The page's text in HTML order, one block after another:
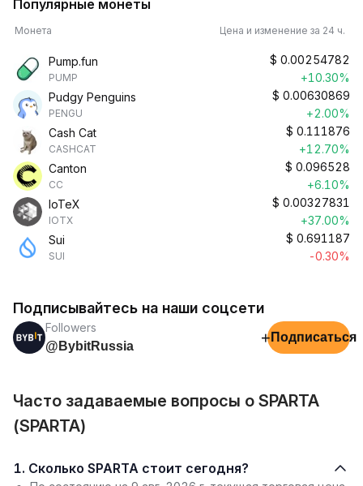
Популярные монеты
Монета Цена и изменение за 24 ч.
Pump.fun
PUMP
$ 0.00254782
+10.30%
Pudgy Penguins
PENGU
$ 0.00630869
+2.00%
Cash Cat
CASHCAT
$ 0.111876
+12.70%
Canton
CC
$ 0.096528
+6.10%
IoTeX
IOTX
$ 0.00327831
+37.00%
Sui
SUI
$ 0.691187
-0.30%
Подписывайтесь на наши соцсети
Followers
@BybitRussia
+ Подписаться
Часто задаваемые вопросы о SPARTA
(SPARTA)
1. Сколько SPARTA стоит сегодня?